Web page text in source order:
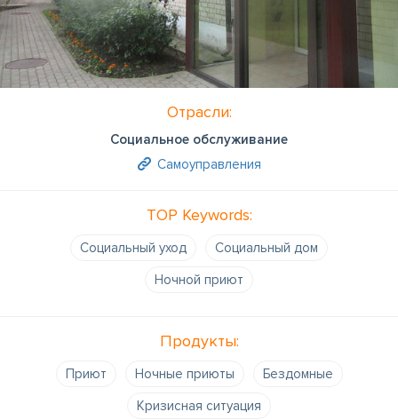
Отрасли:
Социальное обслуживание
Самоуправления
TOP Keywords:
Социальный уход
Социальный дом
Ночной приют
Продукты:
Приют Ночные приюты
Бездомные
Кризисная ситуация